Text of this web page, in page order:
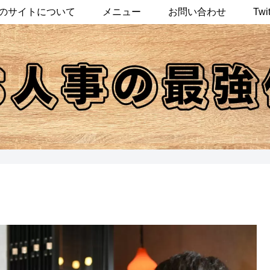
サイトについて メニュー お問い合わせ